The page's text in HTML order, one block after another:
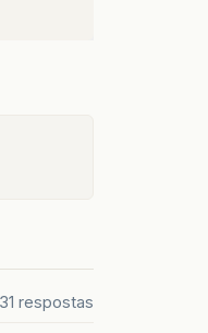
31 respostas